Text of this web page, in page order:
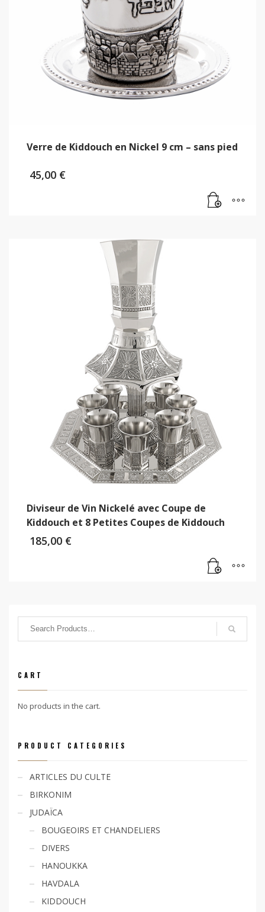
Verre de Kiddouch en Nickel 9 cm – sans pied
45,00 €
Diviseur de Vin Nickelé avec Coupe de
Kiddouch et 8 Petites Coupes de Kiddouch
185,00 €
CART
No products in the cart.
PRODUCT CATEGORIES
ARTICLES DU CULTE
BIRKONIM
JUDAÏCA
BOUGEOIRS ET CHANDELIERS
DIVERS
HANOUKKA
HAVDALA
KIDDOUCH